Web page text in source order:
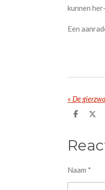
kunnen
Een
« De
D
n
D
Naam *